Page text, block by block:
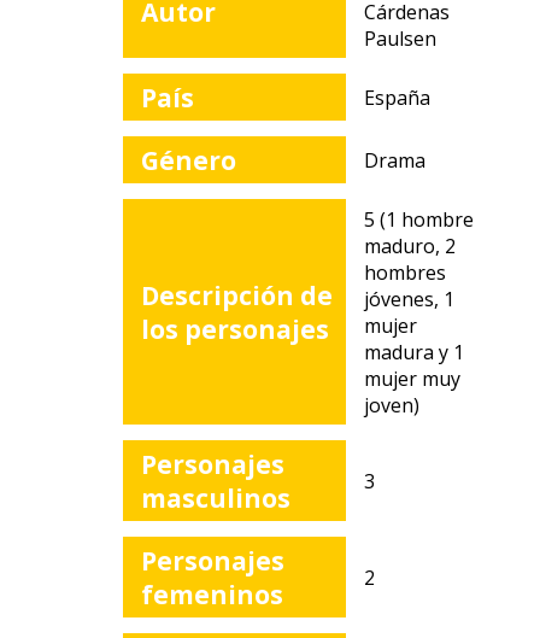
Autor
Cárdenas
Paulsen
País España
Género Drama
Descripción de
los personajes
5 (1 hombre
maduro, 2
hombres
jóvenes, 1
mujer
madura y 1
mujer muy
joven)
Personajes
masculinos
3
Personajes
femeninos
2